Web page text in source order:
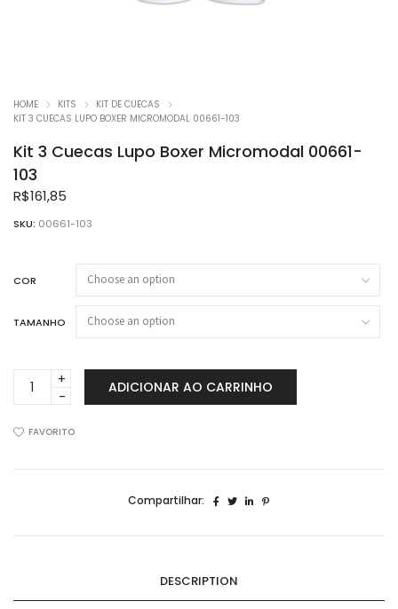
HOME KITS
KIT DE CUECAS
KIT 3 CUECAS LUPO BOXER MICROMODAL 00661-103
Kit 3 Cuecas Lupo Boxer Micromodal 00661-
103
R$161,85
SKU: 00661-103
COR
TAMANHO
Lupo
ADICIONAR AO CARRINHO
FAVORITO
Compartilhar:
DESCRIPTION